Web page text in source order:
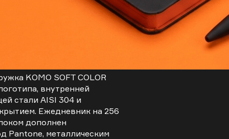
KOMO SOFT COLOR
внутренней
стали AISI 304 и
Ежедневник на 256
дополнен
Pantone, металлическим